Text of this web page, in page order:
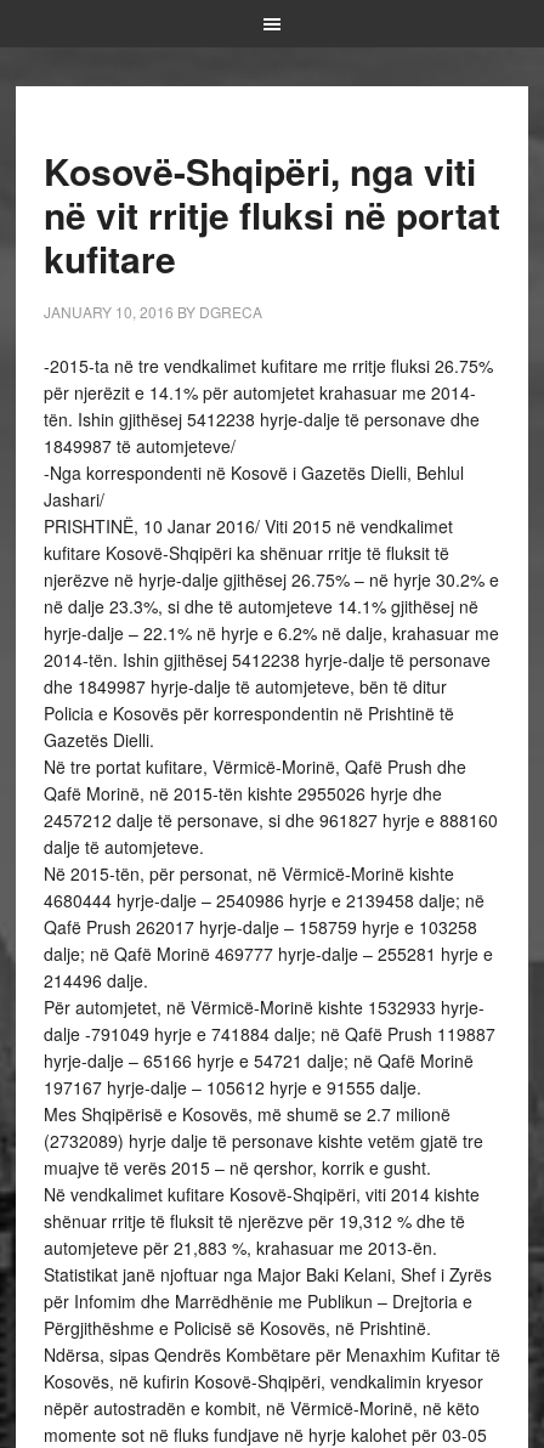
Kosovë-Shqipëri, nga viti
në vit rritje fluksi në portat
kufitare
JANUARY 10, 2016 BY DGRECA
-2015-ta në tre vendkalimet kufitare me rritje fluksi 26.75%
për njerëzit e 14.1% për automjetet krahasuar me 2014-
tën. Ishin gjithësej 5412238 hyrje-dalje të personave dhe
1849987 të automjeteve/
-Nga korrespondenti në Kosovë i Gazetës Dielli, Behlul
Jashari/
PRISHTINË, 10 Janar 2016/ Viti 2015 në vendkalimet
kufitare Kosovë-Shqipëri ka shënuar rritje të fluksit të
njerëzve në hyrje-dalje gjithësej 26.75% – në hyrje 30.2% e
në dalje 23.3%, si dhe të automjeteve 14.1% gjithësej në
hyrje-dalje – 22.1% në hyrje e 6.2% në dalje, krahasuar me
2014-tën. Ishin gjithësej 5412238 hyrje-dalje të personave
dhe 1849987 hyrje-dalje të automjeteve, bën të ditur
Policia e Kosovës për korrespondentin në Prishtinë të
Gazetës Dielli.
Në tre portat kufitare, Vërmicë-Morinë, Qafë Prush dhe
Qafë Morinë, në 2015-tën kishte 2955026 hyrje dhe
2457212 dalje të personave, si dhe 961827 hyrje e 888160
dalje të automjeteve.
Në 2015-tën, për personat, në Vërmicë-Morinë kishte
4680444 hyrje-dalje – 2540986 hyrje e 2139458 dalje; në
Qafë Prush 262017 hyrje-dalje – 158759 hyrje e 103258
dalje; në Qafë Morinë 469777 hyrje-dalje – 255281 hyrje e
214496 dalje.
Për automjetet, në Vërmicë-Morinë kishte 1532933 hyrje-
dalje -791049 hyrje e 741884 dalje; në Qafë Prush 119887
hyrje-dalje – 65166 hyrje e 54721 dalje; në Qafë Morinë
197167 hyrje-dalje – 105612 hyrje e 91555 dalje.
Mes Shqipërisë e Kosovës, më shumë se 2.7 milionë
(2732089) hyrje dalje të personave kishte vetëm gjatë tre
muajve të verës 2015 – në qershor, korrik e gusht.
Në vendkalimet kufitare Kosovë-Shqipëri, viti 2014 kishte
shënuar rritje të fluksit të njerëzve për 19,312 % dhe të
automjeteve për 21,883 %, krahasuar me 2013-ën.
Statistikat janë njoftuar nga Major Baki Kelani, Shef i Zyrës
për Infomim dhe Marrëdhënie me Publikun – Drejtoria e
Përgjithëshme e Policisë së Kosovës, në Prishtinë.
Ndërsa, sipas Qendrës Kombëtare për Menaxhim Kufitar të
Kosovës, në kufirin Kosovë-Shqipëri, vendkalimin kryesor
nëpër autostradën e kombit, në Vërmicë-Morinë, në këto
momente sot në fluks fundjave në hyrje kalohet për 03-05